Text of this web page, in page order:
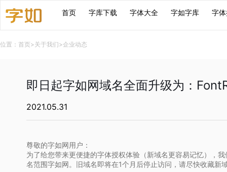
首页 字库下载 字体大全 字如字库 字
位置： 首页>关于我们>企业动态
即日起字如网域名全面升级为：
2021.05.31
尊敬的字如网用户：
为了给您带来更便捷的字体授权体验（新域名更容易记忆），
名范围字如网。旧域名即将在1个月后停止访问，请尽快收藏新